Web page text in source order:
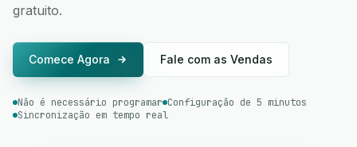
gratuito.
Comece Agora Fale com as Vendas
Não é necessário programar Configuração de 5 minutos
Sincronização em tempo real